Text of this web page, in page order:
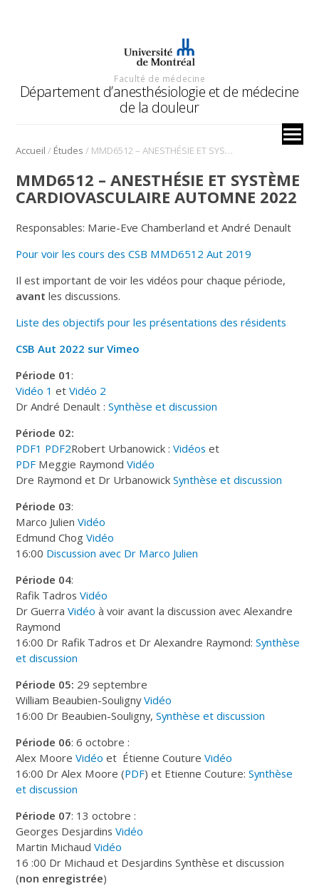
Faculté de médecine
Département d’anesthésiologie et de médecine
de la douleur
Accueil / Études / MMD6512 – ANESTHÉSIE ET SYSTÈME CARDIOVASCULAIRE AUTOMNE 2022
MMD6512 – ANESTHÉSIE ET SYSTÈME
CARDIOVASCULAIRE AUTOMNE 2022
Responsables: Marie-Eve Chamberland et André Denault
Pour voir les cours des CSB MMD6512 Aut 2019
Il est important de voir les vidéos pour chaque période,
avant les discussions.
Liste des objectifs pour les présentations des résidents
CSB Aut 2022 sur Vimeo
Période 01:
Vidéo 1 etVidéo 2
Dr André Denault :Synthèse et discussion
Période 02:
PDF1 PDF2Robert Urbanowick :Vidéos et
PDF Meggie RaymondVidéo
Dre Raymond et Dr UrbanowickSynthèse et discussion
Période 03:
Marco JulienVidéo
Edmund ChogVidéo
16:00 Discussion avec Dr Marco Julien
Période 04:
Rafik TadrosVidéo
Dr GuerraVidéo à voir avant la discussion avec Alexandre
Raymond
16:00 Dr Rafik Tadros et Dr Alexandre Raymond:Synthèse
et discussion
Période 05: 29 septembre
William Beaubien-SoulignyVidéo
16:00 Dr Beaubien-Souligny,Synthèse et discussion
Période 06: 6 octobre :
Alex MooreVidéo et Étienne CoutureVidéo
16:00 Dr Alex Moore (PDF) et Etienne Couture:Synthèse
et discussion
Période 07: 13 octobre :
Georges DesjardinsVidéo
Martin MichaudVidéo
16 :00 Dr Michaud et Desjardins Synthèse et discussion
(non enregistrée)